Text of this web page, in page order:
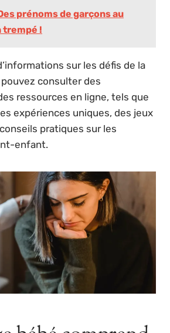
prénoms de garçons au
trempé !
sur les défis de la
consulter des
ressources en ligne, tels que
expériences uniques, des jeux
pratiques sur les
enfant.